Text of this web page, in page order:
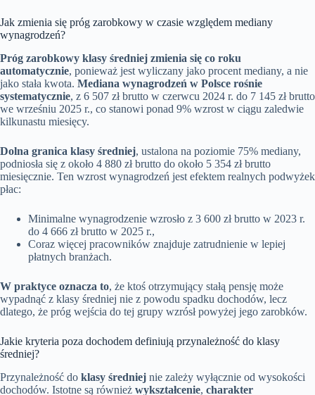
Jak zmienia się próg zarobkowy w czasie względem mediany
wynagrodzeń?
Próg zarobkowy klasy średniej zmienia się co roku
automatycznie, ponieważ jest wyliczany jako procent mediany, a nie
jako stała kwota. Mediana wynagrodzeń w Polsce rośnie
systematycznie, z 6 507 zł brutto w czerwcu 2024 r. do 7 145 zł brutto
we wrześniu 2025 r., co stanowi ponad 9% wzrost w ciągu zaledwie
kilkunastu miesięcy.
Dolna granica klasy średniej, ustalona na poziomie 75% mediany,
podniosła się z około 4 880 zł brutto do około 5 354 zł brutto
miesięcznie. Ten wzrost wynagrodzeń jest efektem realnych podwyżek
płac:
Minimalne wynagrodzenie wzrosło z 3 600 zł brutto w 2023 r.
do 4 666 zł brutto w 2025 r.,
Coraz więcej pracowników znajduje zatrudnienie w lepiej
płatnych branżach.
W praktyce oznacza to, że ktoś otrzymujący stałą pensję może
wypadnąć z klasy średniej nie z powodu spadku dochodów, lecz
dlatego, że próg wejścia do tej grupy wzrósł powyżej jego zarobków.
Jakie kryteria poza dochodem definiują przynależność do klasy
średniej?
Przynależność do klasy średniej nie zależy wyłącznie od wysokości
dochodów. Istotne są również wykształcenie, charakter